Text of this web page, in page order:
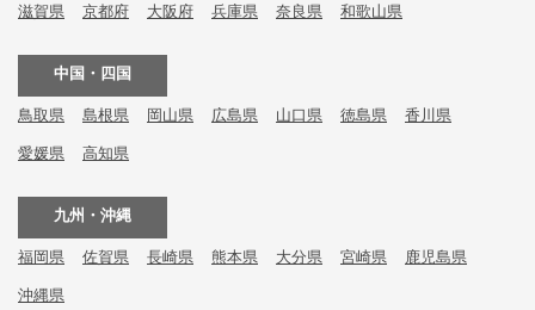
滋賀県 京都府 大阪府 兵庫県 奈良県 和歌山県
中国・四国
鳥取県 島根県 岡山県 広島県 山口県 徳島県 香川県
愛媛県 高知県
九州・沖縄
福岡県 佐賀県 長崎県 熊本県 大分県 宮崎県 鹿児島県
沖縄県